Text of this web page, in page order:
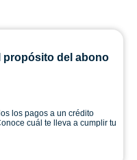
propósito del abono
los pagos a un crédito
cuál te lleva a cumplir tu